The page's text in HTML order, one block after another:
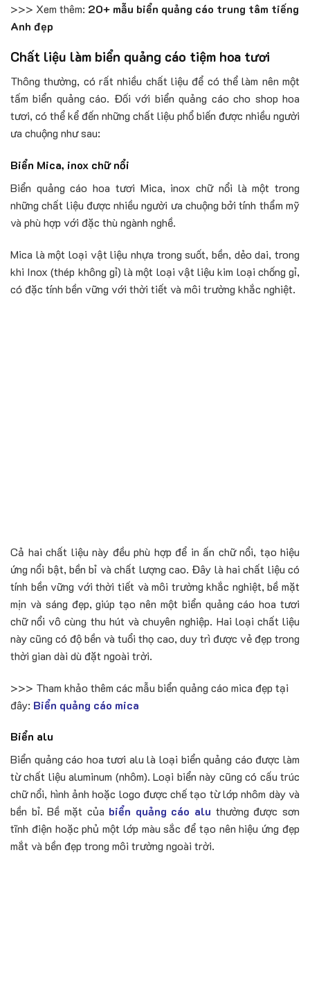
>>> Xem thêm: 20+ mẫu biển quảng cáo trung tâm tiếng
Anh đẹp
Chất liệu làm biển quảng cáo tiệm hoa tươi
Thông thường, có rất nhiều chất liệu để có thể làm nên một
tấm biển quảng cáo. Đối với biển quảng cáo cho shop hoa
tươi, có thể kể đến những chất liệu phổ biến được nhiều người
ưa chuộng như sau:
Biển Mica, inox chữ nổi
Biển quảng cáo hoa tươi Mica, inox chữ nổi là một trong
những chất liệu được nhiều người ưa chuộng bởi tính thẩm mỹ
và phù hợp với đặc thù ngành nghề.
Mica là một loại vật liệu nhựa trong suốt, bền, dẻo dai, trong
khi Inox (thép không gỉ) là một loại vật liệu kim loại chống gỉ,
có đặc tính bền vững với thời tiết và môi trường khắc nghiệt.
Cả hai chất liệu này đều phù hợp để in ấn chữ nổi, tạo hiệu
ứng nổi bật, bền bỉ và chất lượng cao. Đây là hai chất liệu có
tính bền vững với thời tiết và môi trường khắc nghiệt, bề mặt
mịn và sáng đẹp, giúp tạo nên một biển quảng cáo hoa tươi
chữ nổi vô cùng thu hút và chuyên nghiệp. Hai loại chất liệu
này cũng có độ bền và tuổi thọ cao, duy trì được vẻ đẹp trong
thời gian dài dù đặt ngoài trời.
>>> Tham khảo thêm các mẫu biển quảng cáo mica đẹp tại
đây: Biển quảng cáo mica
Biển alu
Biển quảng cáo hoa tươi alu là loại biển quảng cáo được làm
từ chất liệu aluminum (nhôm). Loại biển này cũng có cấu trúc
chữ nổi, hình ảnh hoặc logo được chế tạo từ lớp nhôm dày và
bền bỉ. Bề mặt của biển quảng cáo alu thường được sơn
tĩnh điện hoặc phủ một lớp màu sắc để tạo nên hiệu ứng đẹp
mắt và bền đẹp trong môi trường ngoài trời.